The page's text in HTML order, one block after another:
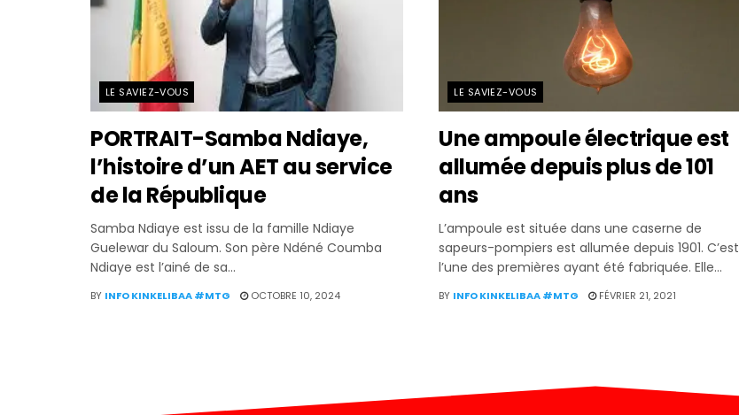
LE SAVIEZ-VOUS
PORTRAIT-Samba Ndiaye,
l’histoire d’un AET au service
de la République
Samba Ndiaye est issu de la famille Ndiaye
Guelewar du Saloum. Son père Ndéné Coumba
Ndiaye est l’ainé de sa...
BY INFO KINKELIBAA #MTG OCTOBRE 10, 2024
LE SAVIEZ-VOUS
Une ampoule électrique est
allumée depuis plus de 101
ans
L’ampoule est située dans une caserne de
sapeurs-pompiers est allumée depuis 1901. C’est
l’une des premières ayant été fabriquée. Elle...
BY INFO KINKELIBAA #MTG FÉVRIER 21, 2021